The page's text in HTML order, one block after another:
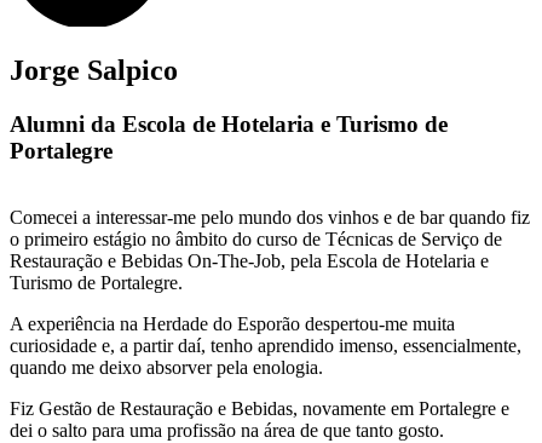
Jorge Salpico
Alumni da Escola de Hotelaria e Turismo de
Portalegre
Comecei a interessar-me pelo mundo dos vinhos e de bar quando fiz
o primeiro estágio no âmbito do curso de Técnicas de Serviço de
Restauração e Bebidas On-The-Job, pela Escola de Hotelaria e
Turismo de Portalegre.
A experiência na Herdade do Esporão despertou-me muita
curiosidade e, a partir daí, tenho aprendido imenso, essencialmente,
quando me deixo absorver pela enologia.
Fiz Gestão de Restauração e Bebidas, novamente em Portalegre e
dei o salto para uma profissão na área de que tanto gosto.